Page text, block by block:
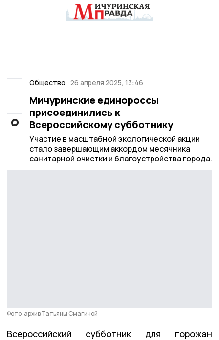
Общество 26 апреля 2025, 13:46
Мичуринские единороссы
присоединились к
Всероссийскому субботнику
Участие в масштабной экологической акции
стало завершающим аккордом месячника
санитарной очистки и благоустройства города.
Фото: архив Татьяны Смагиной
Всероссийский субботник для горожан